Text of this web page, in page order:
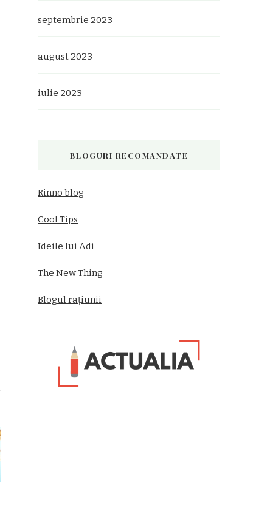
septembrie 2023
august 2023
iulie 2023
BLOGURI RECOMANDATE
Rinno blog
Cool Tips
Ideile lui Adi
The New Thing
Blogul rațiunii